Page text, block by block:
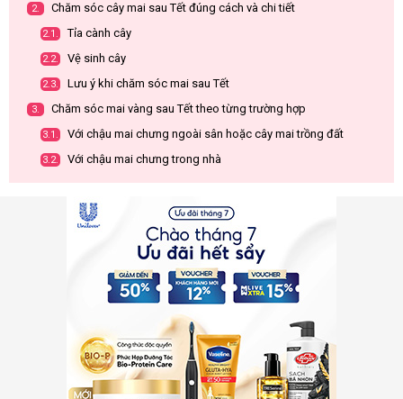
2. Chăm sóc cây mai sau Tết đúng cách và chi tiết
2.1. Tỉa cành cây
2.2. Vệ sinh cây
2.3. Lưu ý khi chăm sóc mai sau Tết
3. Chăm sóc mai vàng sau Tết theo từng trường hợp
3.1. Với chậu mai chưng ngoài sân hoặc cây mai trồng đất
3.2. Với chậu mai chưng trong nhà